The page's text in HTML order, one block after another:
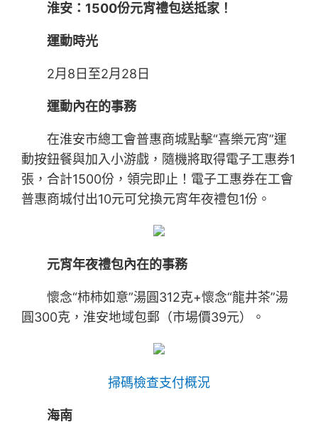
淮安：1500份元宵禮包送抵家！
運動時光
2月8日至2月28日
運動內在的事務
在淮安市總工會普惠商城點擊“喜樂元宵”運
動按鈕餐與加入小游戲，隨機將取得電子工惠券1
張，合計1500份，領完即止！電子工惠券在工會
普惠商城付出10元可兌換元宵年夜禮包1份。
元宵年夜禮包內在的事務
懷念“柿柿如意”湯圓312克+懷念“龍井茶”湯
圓300克，淮安地域包郵（市場價39元）。
掃碼檢查支付概況
海南